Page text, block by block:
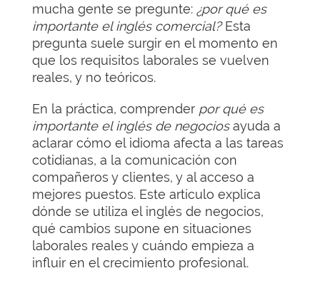
mucha gente se pregunte: ¿por qué es
importante el inglés comercial?Esta
pregunta suele surgir en el momento en
que los requisitos laborales se vuelven
reales, y no teóricos.
En la práctica, comprender por qué es
importante el inglés de negociosayuda a
aclarar cómo el idioma afecta a las tareas
cotidianas, a la comunicación con
compañeros y clientes, y al acceso a
mejores puestos. Este artículo explica
dónde se utiliza el inglés de negocios,
qué cambios supone en situaciones
laborales reales y cuándo empieza a
influir en el crecimiento profesional.